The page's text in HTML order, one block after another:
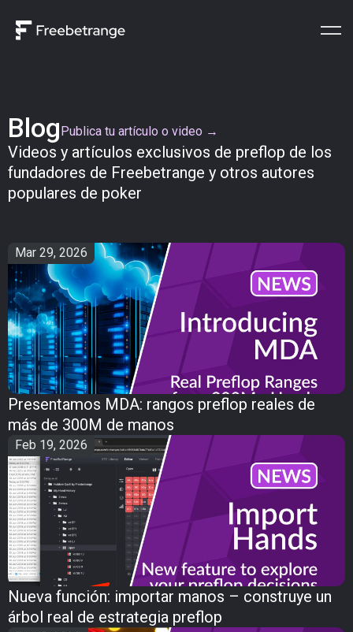
Blog Publica tu artículo o video →
Videos y artículos exclusivos de preflop de los
fundadores de Freebetrange y otros autores
populares de poker
Mar 29, 2026
Presentamos MDA: rangos preflop reales de
más de 300M de manos
Feb 19, 2026
Nueva función: importar manos – construye un
árbol real de estrategia preflop